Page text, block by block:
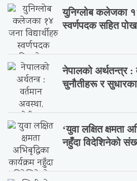
युनिग्लोब कलेजका १४
स्वर्णपदक सहित
नेपालको अर्थतन्त्र :
चुनौतीहरू र
‘युवा लक्षित क्षमता
नहुँदा विदेशिनेको